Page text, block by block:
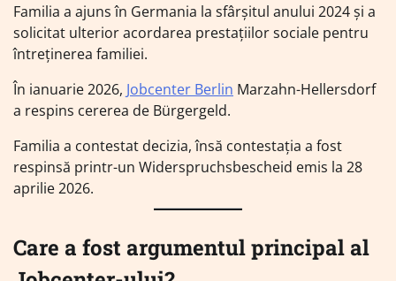
Familia a ajuns în Germania la sfârșitul anului 2024 și a
solicitat ulterior acordarea prestațiilor sociale pentru
întreținerea familiei.
În ianuarie 2026, Jobcenter Berlin Marzahn-Hellersdorf
a respins cererea de Bürgergeld.
Familia a contestat decizia, însă contestația a fost
respinsă printr-un Widerspruchsbescheid emis la 28
aprilie 2026.
Care a fost argumentul principal al